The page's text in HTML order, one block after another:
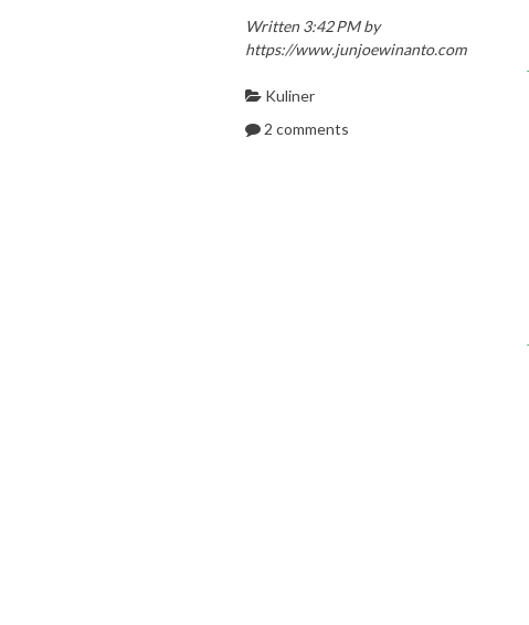
Written 3:42 PM by
https://www.junjoewinanto.com
Kuliner
2 comments